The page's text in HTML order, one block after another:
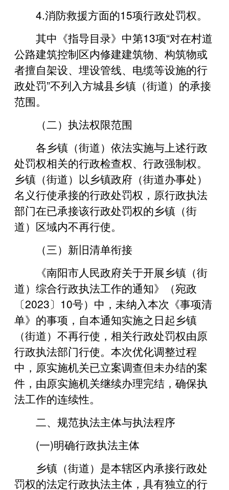
4.消防救援方面的15项行政处罚权。
其中《指导目录》中第13项“对在村道
公路建筑控制区内修建建筑物、构筑物或
者擅自架设、埋设管线、电缆等设施的行
政处罚”不列入方城县乡镇（街道）的承接
范围。
（二）执法权限范围
各乡镇（街道）依法实施与上述行政
处罚权相关的行政检查权、行政强制权。
乡镇（街道）以乡镇政府（街道办事处）
名义行使承接的行政处罚权，原行政执法
部门在已承接该行政处罚权的乡镇（街
道）区域内不再行使。
（三）新旧清单衔接
《南阳市人民政府关于开展乡镇（街
道）综合行政执法工作的通知》（宛政
〔2023〕10号）中，未纳入本次《事项清
单》的事项，自本通知实施之日起乡镇
（街道）不再行使，相关行政处罚权由原
行政执法部门行使。本次优化调整过程
中，原实施机关已立案调查但未办结的案
件，由原实施机关继续办理完结，确保执
法工作的连续性。
二、规范执法主体与执法程序
(一)明确行政执法主体
乡镇（街道）是本辖区内承接行政处
罚权的法定行政执法主体，具有独立的行